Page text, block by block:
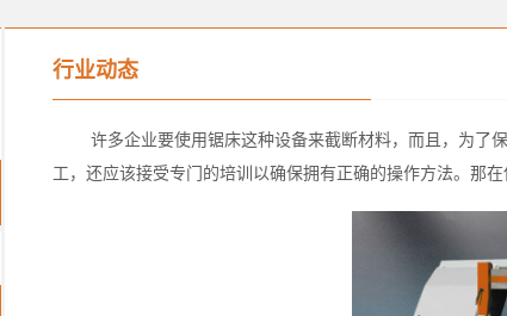
行业动态
许多企业要使用锯床这种设备来截断材料，而且，为了
工，还应该接受专门的培训以确保拥有正确的操作方法。那